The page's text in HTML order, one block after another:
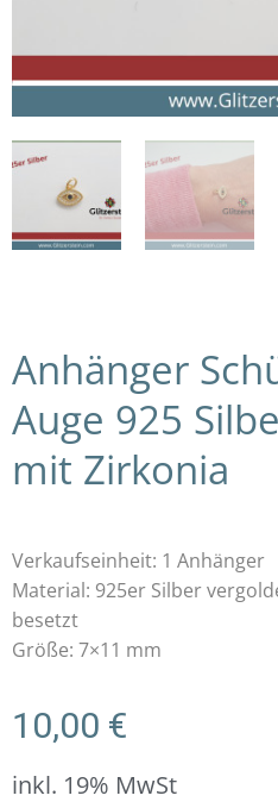
Anhänger
Auge 925
mit Zirkonia
Verkaufseinheit: 1 Anhänger
Material: 925er Silber
besetzt
Größe: 7×11 mm
10,00 €
inkl. 19% MwSt